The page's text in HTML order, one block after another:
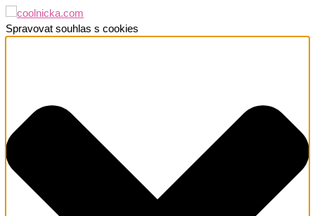
Spravovat souhlas s cookies